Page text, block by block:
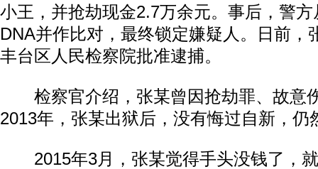
小王，并抢劫现金2.7万余元。事后，警
DNA并作比对，最终锁定嫌疑人。日前，
丰台区人民检察院批准逮捕。
检察官介绍，张某曾因抢劫罪、故意
2013年，张某出狱后，没有悔过自新，仍
2015年3月，张某觉得手头没钱了，就